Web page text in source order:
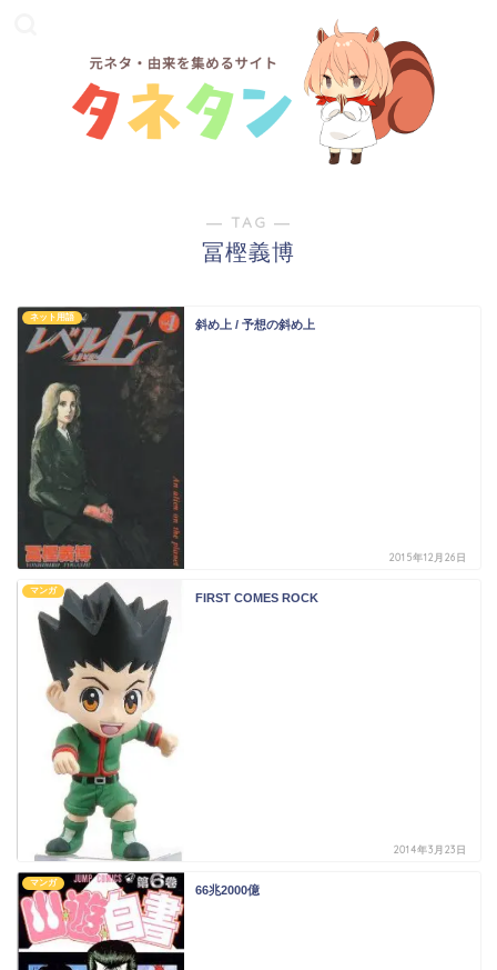
― TAG ―
冨樫義博
ネット用語
斜め上 / 予想の斜め上
2015年12月26日
マンガ
FIRST COMES ROCK
2014年3月23日
マンガ
66兆2000億